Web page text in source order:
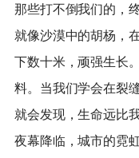
那些打不倒我们的，
就像沙漠中的胡杨，
下数十米，顽强生长
料。当我们学会在裂
就会发现，生命远比
夜幕降临，城市的霓